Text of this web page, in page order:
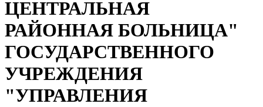
ЦЕНТРАЛЬНАЯ
РАЙОННАЯ БОЛЬНИЦА"
ГОСУДАРСТВЕННОГО
УЧРЕЖДЕНИЯ
"УПРАВЛЕНИЯ